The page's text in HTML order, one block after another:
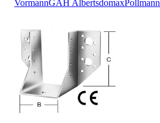
VormannGAH AlbertsdomaxPollmann